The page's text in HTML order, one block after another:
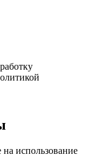
использование